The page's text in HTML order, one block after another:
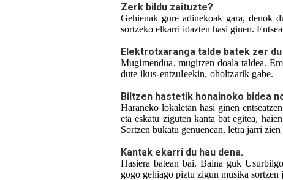
Zerk bildu zaituzte?
Gehienak gure adinekoak gara, denok
sortzeko elkarri idazten hasi ginen.
Elektrotxaranga talde batek zer
Mugimendua, mugitzen doala taldea.
dute ikus-entzuleekin, oholtzarik gabe.
Biltzen hastetik honainoko bidea
Haraneko lokaletan hasi ginen
eta eskatu ziguten kanta bat egitea,
Sortzen bukatu genuenean, letra jarri
Kantak ekarri du hau dena.
Hasiera batean bai. Baina guk
gogo gehiago piztu zigun musika sortzen